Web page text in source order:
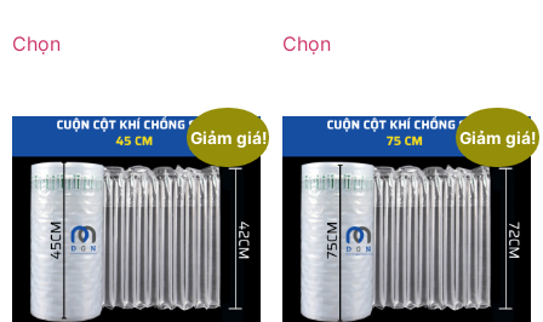
Chọn Chọn
Giảm giá! Giảm giá!